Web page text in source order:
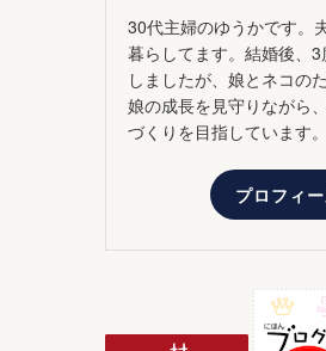
30代主婦のゆうかです。
暮らしてます。結婚後、
しましたが、娘とネコの
娘の成長を見守りながら
づくりを目指しています。
プロフィ